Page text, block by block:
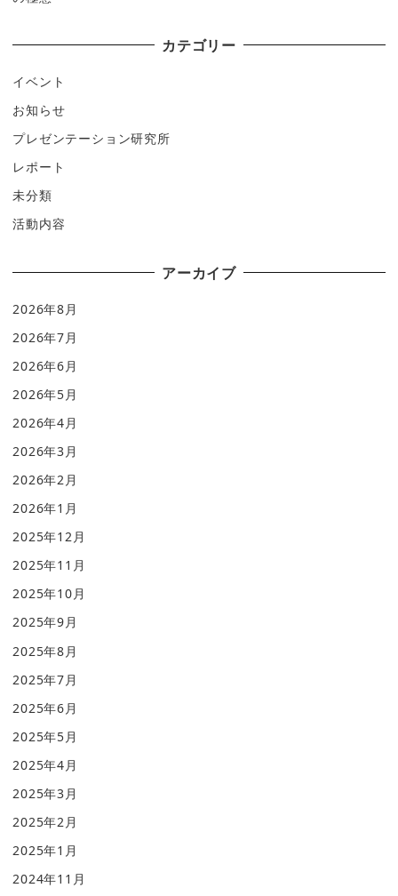
カテゴリー
イベント
お知らせ
プレゼンテーション研究所
レポート
未分類
活動内容
アーカイブ
2026年8月
2026年7月
2026年6月
2026年5月
2026年4月
2026年3月
2026年2月
2026年1月
2025年12月
2025年11月
2025年10月
2025年9月
2025年8月
2025年7月
2025年6月
2025年5月
2025年4月
2025年3月
2025年2月
2025年1月
2024年11月